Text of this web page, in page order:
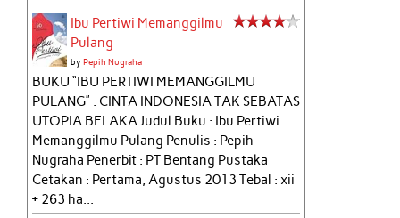
Ibu Pertiwi Memanggilmu
Pulang
byPepih Nugraha
BUKU “IBU PERTIWI MEMANGGILMU
PULANG” : CINTA INDONESIA TAK SEBATAS
UTOPIA BELAKA Judul Buku : Ibu Pertiwi
Memanggilmu Pulang Penulis : Pepih
Nugraha Penerbit : PT Bentang Pustaka
Cetakan : Pertama, Agustus 2013 Tebal : xii
+ 263 ha...